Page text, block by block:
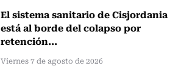
El sistema sanitario de Cisjordania
está al borde del colapso por
retención...
Viernes 7 de agosto de 2026